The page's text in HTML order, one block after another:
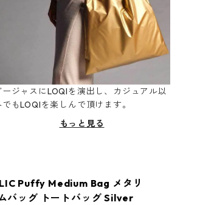
ージャスにLOQIを演出し、カジュアル以
でもLOQIを楽しんで頂けます。
もっと見る
Puffy Medium Bag メタリ
バッグ トートバッグ Silver